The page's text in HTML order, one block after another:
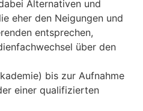
Alternativen und
eher den Neigungen und
entsprechen,
über den
bis zur Aufnahme
einer qualifizierten